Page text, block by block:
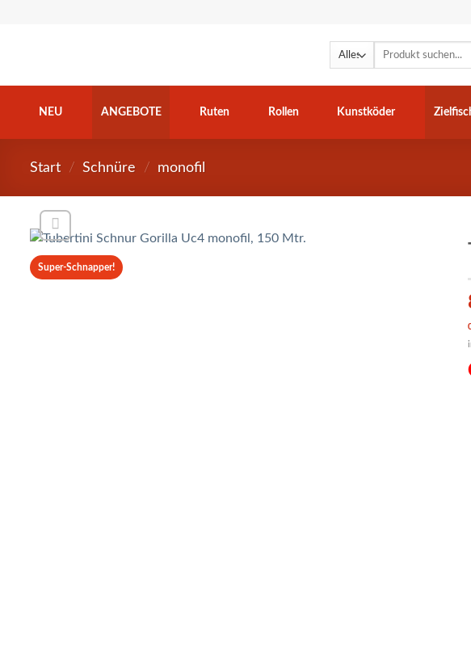
Suchen
NEU ANGEBOTE Ruten Rollen Kunstköder
Start / Schnüre / monofil
Super-Schnapper!